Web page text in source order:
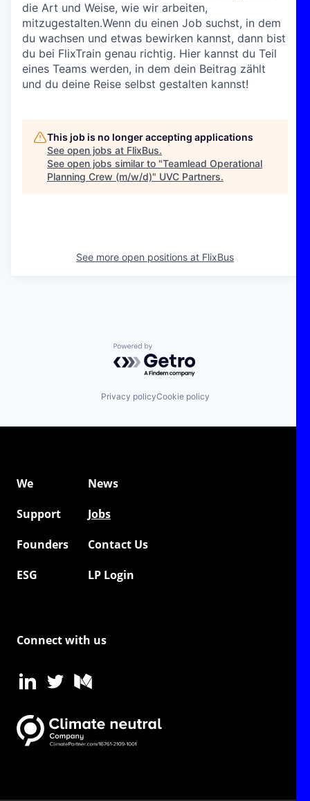
die Art und Weise, wie wir arbeiten,
mitzugestalten.Wenn du einen Job suchst, in dem
du wachsen und etwas bewirken kannst, dann bist
du bei FlixTrain genau richtig. Hier kannst du Teil
eines Teams werden, in dem dein Beitrag zählt
und du deine Reise selbst gestalten kannst!
This job is no longer accepting applications
See open jobs at FlixBus.
See open jobs similar to "Teamlead Operational
Planning Crew (m/w/d)" UVC Partners.
See more open positions at FlixBus
Powered by Getro.com
Privacy policyCookie policy
We
News
Support
Jobs
Founders
Contact Us
ESG
LP Login
Connect with us